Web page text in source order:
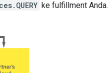
ke fulfillment Anda.